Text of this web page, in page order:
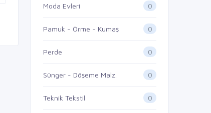
Moda Evleri 0
Pamuk - Örme - Kumaş 0
Perde 0
Sünger - Döşeme Malz. 0
Teknik Tekstil 0